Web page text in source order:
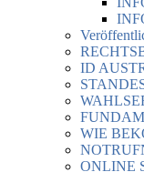
ID
WIE
ONLINE